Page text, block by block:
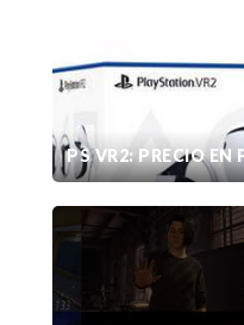
PS VR2: PRECIO EN